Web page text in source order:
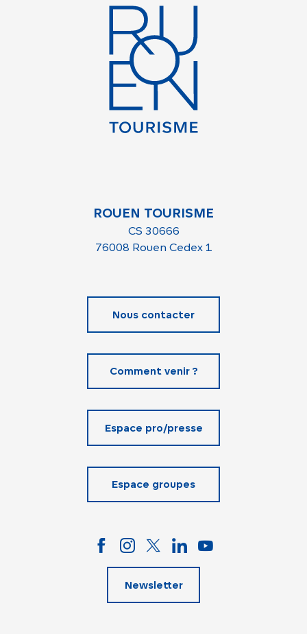
ROUEN TOURISME
CS 30666
76008 Rouen Cedex 1
Nous contacter
Comment venir ?
Espace pro/presse
Espace groupes
Newsletter